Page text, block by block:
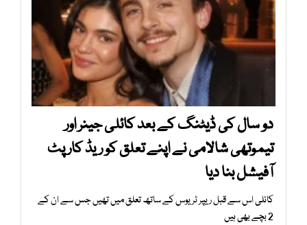
دو سال کی ڈیٹنگ کے بعد کائلی جینر اور
تیموتھی شالامی نے اپنے تعلق کو ریڈ کارپٹ
آفیشل بنا دیا
کائلی اس سے قبل ریپر ٹریوس کے ساتھ تعلق میں تھیں جس سے ان کے
2 بچے بھی ہیں